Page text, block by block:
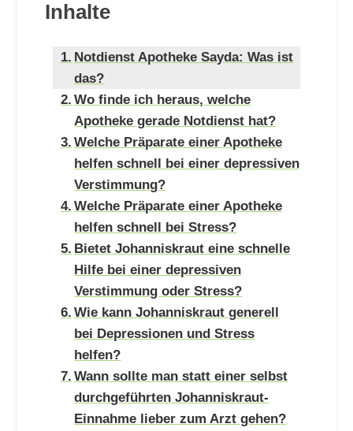
Inhalte
Notdienst Apotheke Sayda: Was ist
das?
Wo finde ich heraus, welche
Apotheke gerade Notdienst hat?
Welche Präparate einer Apotheke
helfen schnell bei einer depressiven
Verstimmung?
Welche Präparate einer Apotheke
helfen schnell bei Stress?
Bietet Johanniskraut eine schnelle
Hilfe bei einer depressiven
Verstimmung oder Stress?
Wie kann Johanniskraut generell
bei Depressionen und Stress
helfen?
Wann sollte man statt einer selbst
durchgeführten Johanniskraut-
Einnahme lieber zum Arzt gehen?